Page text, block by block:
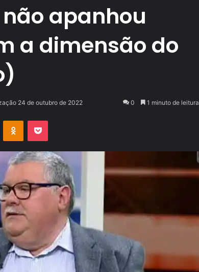
apanhou
a dimensão do
24 de outubro de 2022 0 1 minuto de leitura
OK Pocket